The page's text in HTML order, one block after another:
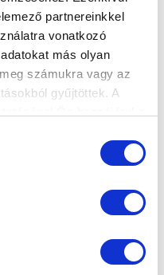
partnereinkkel
vonatkozó
más olyan
számukra vagy az
gyűjtöttek. A
SIKERREL
SE
csapatunk a BLSZ
ellenfele lesz a Budai